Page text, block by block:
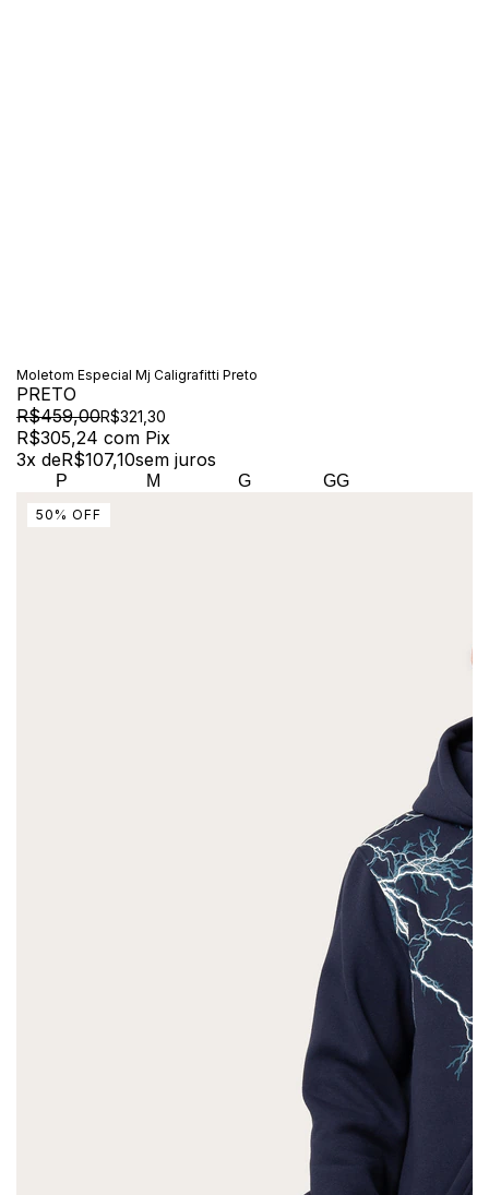
Moletom Especial Mj Caligrafitti Preto
PRETO
R$459,00R$321,30
R$305,24 com Pix
3x deR$107,10sem juros
P M G GG
50 % OFF